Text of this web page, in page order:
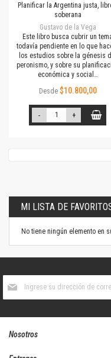
Planificar la Argentina justa,
soberana
Gustavo de la Vega
Este libro busca cubrir un
todavía pendiente en lo que
los estudios sobre la génesis
peronismo, y sobre su
económica y social…
Desde $10.800,00
- +
MI LISTA DE
No tiene ningún elemento en
boletín
Nosotros